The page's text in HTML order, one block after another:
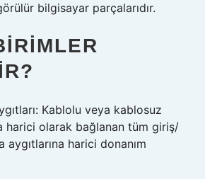
bilgisayar parçalarıdır.
Kablolu veya kablosuz
harici olarak bağlanan tüm giriş/
aygıtlarına harici donanım